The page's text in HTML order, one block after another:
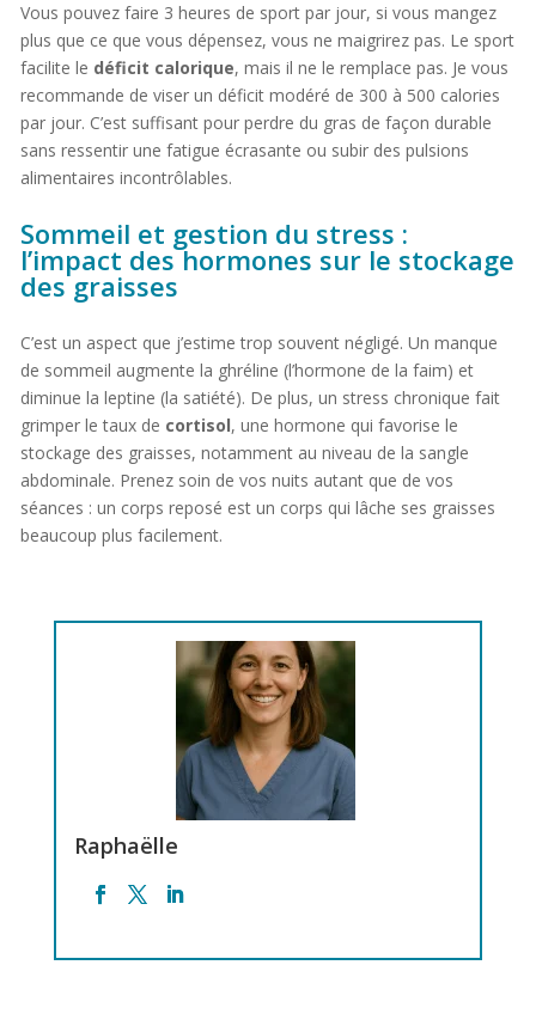
Vous pouvez faire 3 heures de sport par jour, si vous mangez
plus que ce que vous dépensez, vous ne maigrirez pas. Le sport
facilite le déficit calorique, mais il ne le remplace pas. Je vous
recommande de viser un déficit modéré de 300 à 500 calories
par jour. C’est suffisant pour perdre du gras de façon durable
sans ressentir une fatigue écrasante ou subir des pulsions
alimentaires incontrôlables.
Sommeil et gestion du stress :
l’impact des hormones sur le stockage
des graisses
C’est un aspect que j’estime trop souvent négligé. Un manque
de sommeil augmente la ghréline (l’hormone de la faim) et
diminue la leptine (la satiété). De plus, un stress chronique fait
grimper le taux de cortisol, une hormone qui favorise le
stockage des graisses, notamment au niveau de la sangle
abdominale. Prenez soin de vos nuits autant que de vos
séances : un corps reposé est un corps qui lâche ses graisses
beaucoup plus facilement.
Raphaëlle